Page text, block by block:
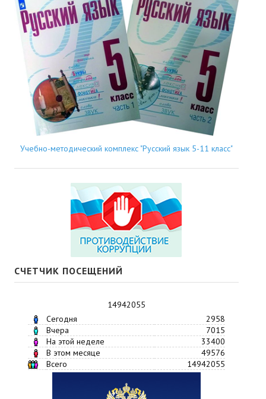
Учебно-методический комплекс "Русский язык 5-11 класс"
СЧЕТЧИК ПОСЕЩЕНИЙ
14942055
Сегодня
2958
Вчера
7015
На этой неделе
33400
В этом месяце
49576
Всего
14942055